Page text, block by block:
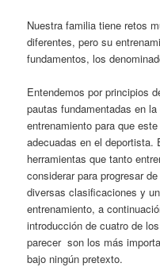
Nuestra familia tiene retos
diferentes, pero su
fundamentos, los
Entendemos por principios
pautas fundamentadas en
entrenamiento para que
adecuadas en el deportista.
herramientas que tanto
considerar para progresar
diversas clasificaciones y
entrenamiento, a
introducción de cuatro de
parecer son los más
bajo ningún pretexto.